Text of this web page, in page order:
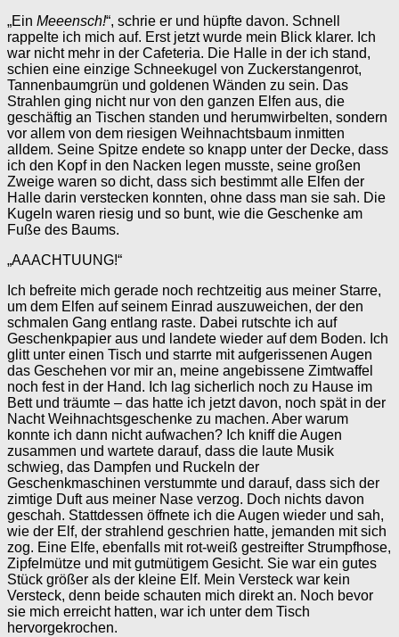
„Ein Meeensch!“, schrie er und hüpfte davon. Schnell
rappelte ich mich auf. Erst jetzt wurde mein Blick klarer. Ich
war nicht mehr in der Cafeteria. Die Halle in der ich stand,
schien eine einzige Schneekugel von Zuckerstangenrot,
Tannenbaumgrün und goldenen Wänden zu sein. Das
Strahlen ging nicht nur von den ganzen Elfen aus, die
geschäftig an Tischen standen und herumwirbelten, sondern
vor allem von dem riesigen Weihnachtsbaum inmitten
alldem. Seine Spitze endete so knapp unter der Decke, dass
ich den Kopf in den Nacken legen musste, seine großen
Zweige waren so dicht, dass sich bestimmt alle Elfen der
Halle darin verstecken konnten, ohne dass man sie sah. Die
Kugeln waren riesig und so bunt, wie die Geschenke am
Fuße des Baums.
„AAACHTUUNG!“
Ich befreite mich gerade noch rechtzeitig aus meiner Starre,
um dem Elfen auf seinem Einrad auszuweichen, der den
schmalen Gang entlang raste. Dabei rutschte ich auf
Geschenkpapier aus und landete wieder auf dem Boden. Ich
glitt unter einen Tisch und starrte mit aufgerissenen Augen
das Geschehen vor mir an, meine angebissene Zimtwaffel
noch fest in der Hand. Ich lag sicherlich noch zu Hause im
Bett und träumte – das hatte ich jetzt davon, noch spät in der
Nacht Weihnachtsgeschenke zu machen. Aber warum
konnte ich dann nicht aufwachen? Ich kniff die Augen
zusammen und wartete darauf, dass die laute Musik
schwieg, das Dampfen und Ruckeln der
Geschenkmaschinen verstummte und darauf, dass sich der
zimtige Duft aus meiner Nase verzog. Doch nichts davon
geschah. Stattdessen öffnete ich die Augen wieder und sah,
wie der Elf, der strahlend geschrien hatte, jemanden mit sich
zog. Eine Elfe, ebenfalls mit rot-weiß gestreifter Strumpfhose,
Zipfelmütze und mit gutmütigem Gesicht. Sie war ein gutes
Stück größer als der kleine Elf. Mein Versteck war kein
Versteck, denn beide schauten mich direkt an. Noch bevor
sie mich erreicht hatten, war ich unter dem Tisch
hervorgekrochen.